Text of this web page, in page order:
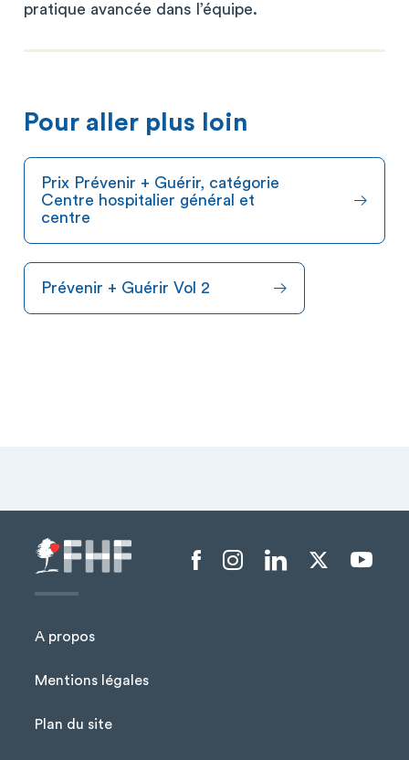
pratique avancée dans l’équipe.
Pour aller plus loin
Prix Prévenir + Guérir, catégorie
Centre hospitalier général et
centre
Prévenir + Guérir Vol 2
Menu Pied de page
A propos
Mentions légales
Plan du site
Menu liens sociaux